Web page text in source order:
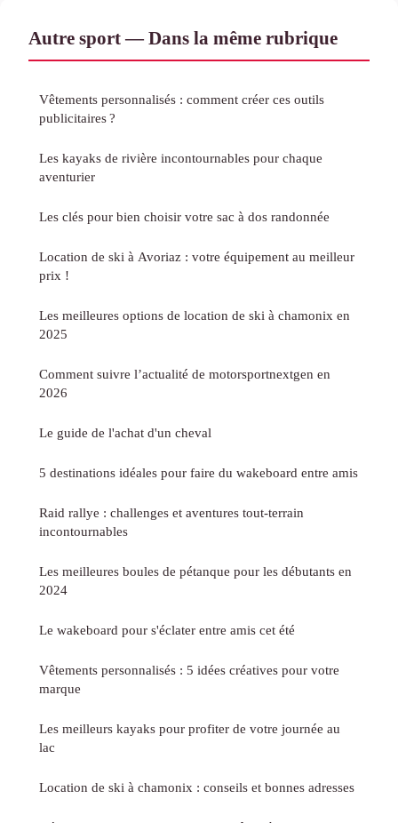
Autre sport — Dans la même rubrique
Vêtements personnalisés : comment créer ces outils
publicitaires ?
Les kayaks de rivière incontournables pour chaque
aventurier
Les clés pour bien choisir votre sac à dos randonnée
Location de ski à Avoriaz : votre équipement au meilleur
prix !
Les meilleures options de location de ski à chamonix en
2025
Comment suivre l’actualité de motorsportnextgen en
2026
Le guide de l'achat d'un cheval
5 destinations idéales pour faire du wakeboard entre amis
Raid rallye : challenges et aventures tout-terrain
incontournables
Les meilleures boules de pétanque pour les débutants en
2024
Le wakeboard pour s'éclater entre amis cet été
Vêtements personnalisés : 5 idées créatives pour votre
marque
Les meilleurs kayaks pour profiter de votre journée au
lac
Location de ski à chamonix : conseils et bonnes adresses